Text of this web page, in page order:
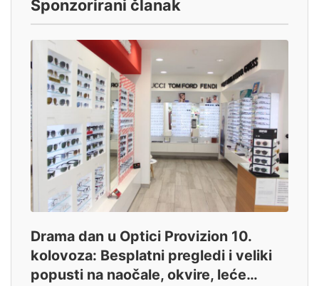
Sponzorirani članak
Drama dan u Optici Provizion 10.
kolovoza: Besplatni pregledi i veliki
popusti na naočale, okvire, leće…